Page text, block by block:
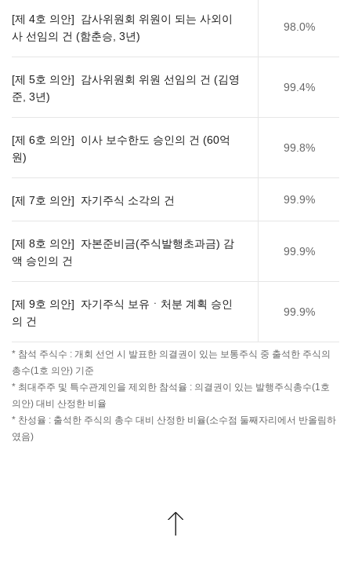
[제 4호 의안] 감사위원회 위원이 되는 사외이
사 선임의 건 (함춘승, 3년)
98.0%
[제 5호 의안] 감사위원회 위원 선임의 건 (김영
준, 3년)
99.4%
[제 6호 의안] 이사 보수한도 승인의 건 (60억
원)
99.8%
[제 7호 의안] 자기주식 소각의 건 99.9%
[제 8호 의안] 자본준비금(주식발행초과금) 감
액 승인의 건
99.9%
[제 9호 의안] 자기주식 보유ㆍ처분 계획 승인
의 건
99.9%
* 참석 주식수 : 개회 선언 시 발표한 의결권이 있는 보통주식 중 출석한 주식의
총수(1호 의안) 기준
* 최대주주 및 특수관계인을 제외한 참석율 : 의결권이 있는 발행주식총수(1호
의안) 대비 산정한 비율
* 찬성율 : 출석한 주식의 총수 대비 산정한 비율(소수점 둘째자리에서 반올림하
였음)